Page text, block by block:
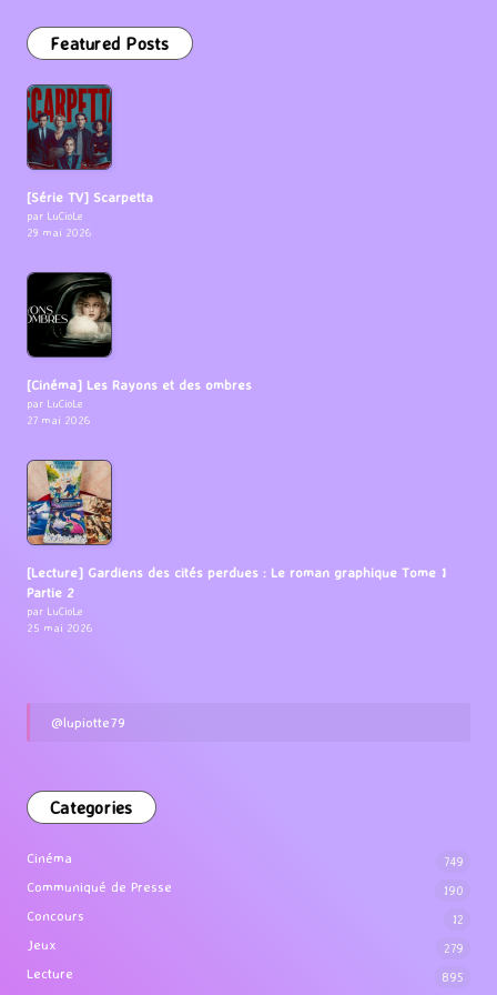
Featured Posts
[Série TV] Scarpetta
par LuCioLe
29 mai 2026
[Cinéma] Les Rayons et des ombres
par LuCioLe
27 mai 2026
[Lecture] Gardiens des cités perdues : Le roman graphique Tome 1
Partie 2
par LuCioLe
25 mai 2026
@lupiotte79
Categories
Cinéma 749
Communiqué de Presse 190
Concours 12
Jeux 279
Lecture 895